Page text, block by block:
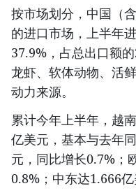
按市场划分，中国（
的进口市场，上半年
37.9%，占总出口额
龙虾、软体动物、活
动力来源。
累计今年上半年，越
亿美元，基本与去年
元，同比增长0.7%；
0.8%；中东达1.666亿